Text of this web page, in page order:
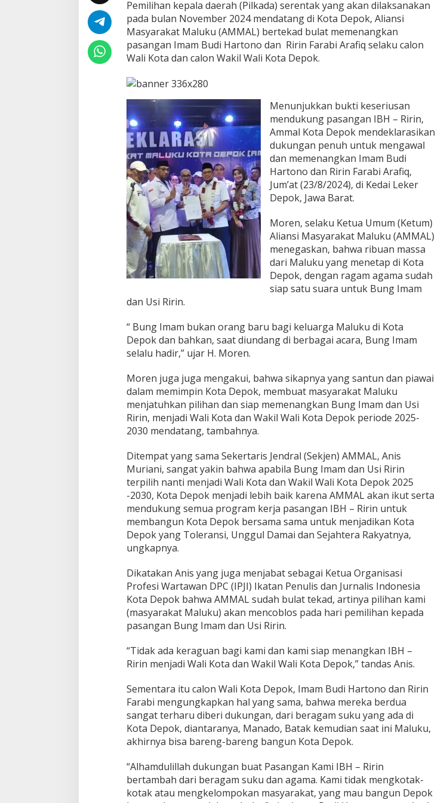
K
o
a
D
e
B
a
r
e
n
g
–
B
a
r
e
n
g
i
2
0
0
3
0
Pemilihan kepala daerah (Pilkada) serentak yang akan dilaksanakan
pada bulan November 2024 mendatang di Kota Depok, Aliansi
Masyarakat Maluku (AMMAL) bertekad bulat memenangkan
pasangan Imam Budi Hartono dan Ririn Farabi Arafiq selaku calon
Wali Kota dan calon Wakil Wali Kota Depok.
Menunjukkan bukti keseriusan
mendukung pasangan IBH – Ririn,
Ammal Kota Depok mendeklarasikan
dukungan penuh untuk mengawal
dan memenangkan Imam Budi
Hartono dan Ririn Farabi Arafiq,
Jum’at (23/8/2024), di Kedai Leker
Depok, Jawa Barat.
Moren, selaku Ketua Umum (Ketum)
Aliansi Masyarakat Maluku (AMMAL)
menegaskan, bahwa ribuan massa
dari Maluku yang menetap di Kota
Depok, dengan ragam agama sudah
siap satu suara untuk Bung Imam
dan Usi Ririn.
“ Bung Imam bukan orang baru bagi keluarga Maluku di Kota
Depok dan bahkan, saat diundang di berbagai acara, Bung Imam
selalu hadir,” ujar H. Moren.
Moren juga juga mengakui, bahwa sikapnya yang santun dan piawai
dalam memimpin Kota Depok, membuat masyarakat Maluku
menjatuhkan pilihan dan siap memenangkan Bung Imam dan Usi
Ririn, menjadi Wali Kota dan Wakil Wali Kota Depok periode 2025-
2030 mendatang, tambahnya.
Ditempat yang sama Sekertaris Jendral (Sekjen) AMMAL, Anis
Muriani, sangat yakin bahwa apabila Bung Imam dan Usi Ririn
terpilih nanti menjadi Wali Kota dan Wakil Wali Kota Depok 2025
-2030, Kota Depok menjadi lebih baik karena AMMAL akan ikut serta
mendukung semua program kerja pasangan IBH – Ririn untuk
membangun Kota Depok bersama sama untuk menjadikan Kota
Depok yang Toleransi, Unggul Damai dan Sejahtera Rakyatnya,
ungkapnya.
Dikatakan Anis yang juga menjabat sebagai Ketua Organisasi
Profesi Wartawan DPC (IPJI) Ikatan Penulis dan Jurnalis Indonesia
Kota Depok bahwa AMMAL sudah bulat tekad, artinya pilihan kami
(masyarakat Maluku) akan mencoblos pada hari pemilihan kepada
pasangan Bung Imam dan Usi Ririn.
“Tidak ada keraguan bagi kami dan kami siap menangkan IBH –
Ririn menjadi Wali Kota dan Wakil Wali Kota Depok,” tandas Anis.
Sementara itu calon Wali Kota Depok, Imam Budi Hartono dan Ririn
Farabi mengungkapkan hal yang sama, bahwa mereka berdua
sangat terharu diberi dukungan, dari beragam suku yang ada di
Kota Depok, diantaranya, Manado, Batak kemudian saat ini Maluku,
akhirnya bisa bareng-bareng bangun Kota Depok.
“Alhamdulillah dukungan buat Pasangan Kami IBH – Ririn
bertambah dari beragam suku dan agama. Kami tidak mengkotak-
kotak atau mengkelompokan masyarakat, yang mau bangun Depok